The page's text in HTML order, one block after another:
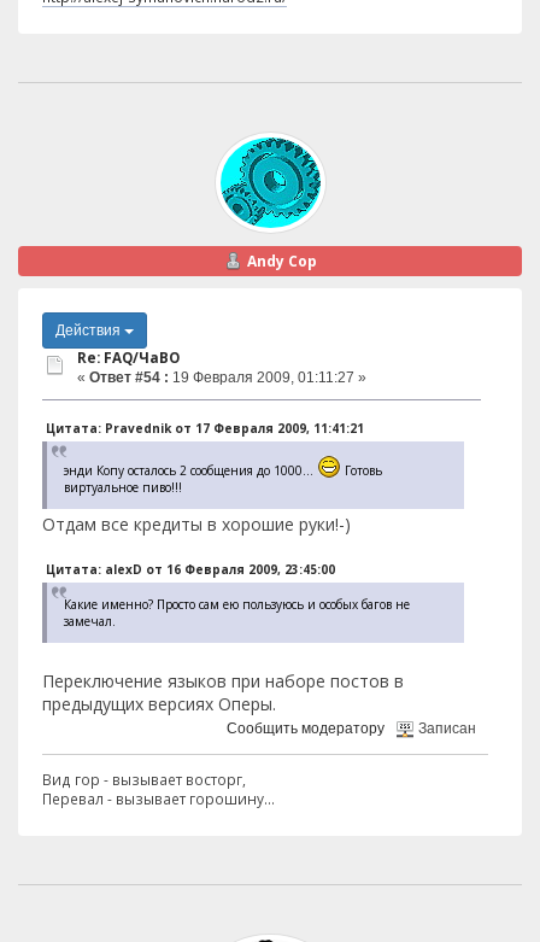
Andy Cop
Действия
Re: FAQ/ЧаВО
« Ответ #54 : 19 Февраля 2009, 01:11:27 »
Цитата: Pravednik от 17 Февраля 2009, 11:41:21
энди Копу осталось 2 сообщения до 1000...
Готовь
виртуальное пиво!!!
Отдам все кредиты в хорошие руки!-)
Цитата: alexD от 16 Февраля 2009, 23:45:00
Какие именно? Просто сам ею пользуюсь и особых багов не
замечал.
Переключение языков при наборе постов в
предыдущих версиях Оперы.
Сообщить модератору Записан
Вид гор - вызывает восторг,
Перевал - вызывает горошину...